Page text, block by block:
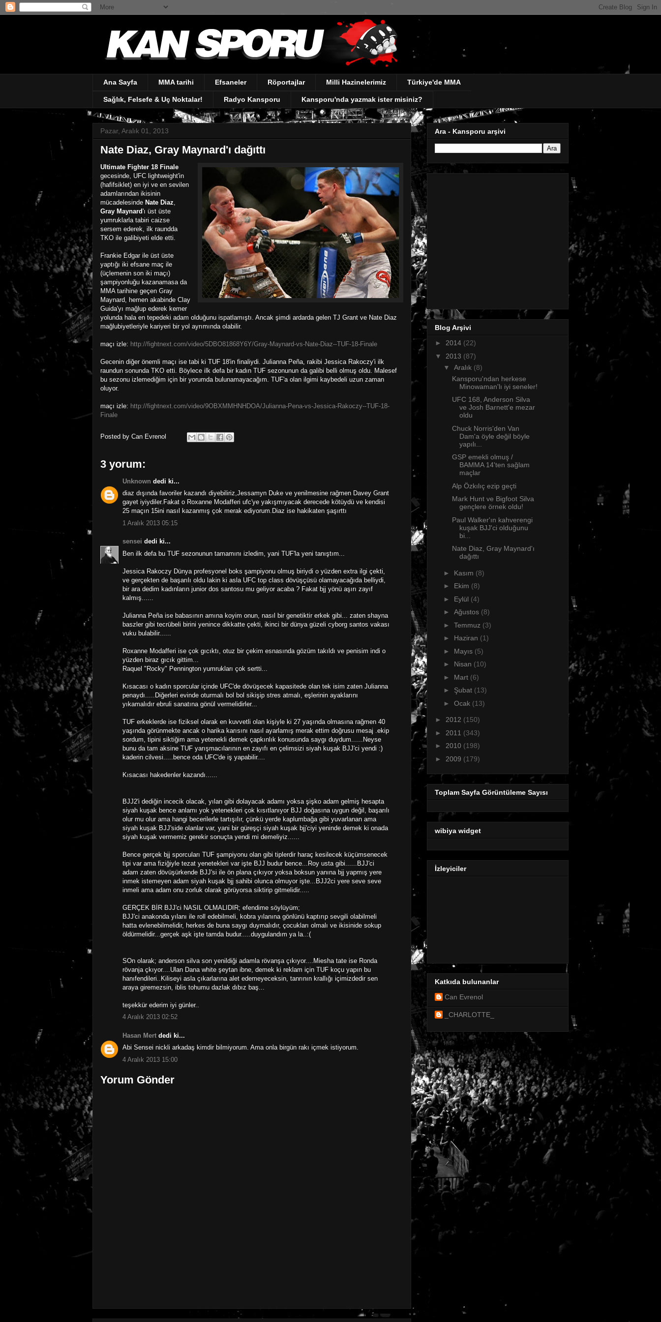
Ana Sayfa MMA tarihi Efsaneler Röportajlar Milli Hazinelerimiz Türkiye'de MMA
Sağlık, Felsefe & Uç Noktalar! Radyo Kansporu Kansporu'nda yazmak ister misiniz?
Pazar, Aralık 01, 2013
Nate Diaz, Gray Maynard'ı dağıttı
Ultimate Fighter 18 Finale
gecesinde, UFC lightweight'in
(hafifsiklet) en iyi ve en sevilen
adamlarından ikisinin
mücadelesinde Nate Diaz
Gray Maynard'ı üst üste
yumruklarla tabiri caizse
sersem ederek, ilk raundda
TKO ile galibiyeti elde etti.
Frankie Edgar ile üst üste
yaptığı iki efsane maç ile
(üçlemenin son iki maçı)
şampiyonluğu kazanamasa da
MMA tarihine geçen Gray
Maynard, hemen akabinde Clay
Guida'yı mağlup ederek kemer
yolunda hala en tepedeki adam olduğunu ispatlamıştı. Ancak şimdi ardarda gelen TJ Grant ve Nate Diaz
mağlubiyetleriyle kariyeri bir yol ayrımında olabilir.
maçı izle: http://fightnext.com/video/5DBO81868Y6Y/Gray-Maynard-vs-Nate-Diaz--TUF-18-Finale
Gecenin diğer önemli maçı ise tabi ki TUF 18'in finaliydi. Julianna Peña, rakibi Jessica Rakoczy'i ilk
raundun sonunda TKO etti. Böylece ilk defa bir kadın TUF sezonunun da galibi belli olmuş oldu. Malesef
bu sezonu izlemediğim için bir yorumda bulunamayacağım. TUF'a olan ilgimi kaybedeli uzun zaman
oluyor.
maçı izle: http://fightnext.com/video/9OBXMMHNHDOA/Julianna-Pena-vs-Jessica-Rakoczy--TUF-18-
Finale
Posted by Can Evrenol
3 yorum:
Unknown dedi ki...
diaz dışında favoriler kazandı diyebiliriz,Jessamyn Duke ve yenilmesine rağmen Davey Grant
gayet iyiydiler.Fakat o Roxanne Modafferi ufc'ye yakışmıyacak derecede kötüydü ve kendisi
25 maçın 15ini nasıl kazanmış çok merak ediyorum.Diaz ise hakikaten şaşırttı
1 Aralık 2013 05:15
sensei dedi ki...
Ben ilk defa bu TUF sezonunun tamamını izledim, yani TUF'la yeni tanıştım...
Jessica Rakoczy Dünya profesyonel boks şampiyonu olmuş biriydi o yüzden extra ilgi çekti,
ve gerçekten de başarılı oldu lakin ki asla UFC top class dövüşçüsü olamayacağıda belliydi,
bir ara dedim kadınların junior dos santosu mu geliyor acaba ? Fakat bjj yönü aşırı zayıf
kalmış......
Julianna Peña ise babasının amına koyim onun, nasıl bir genetiktir erkek gibi... zaten shayna
baszler gibi tecrübeli birini yenince dikkatte çekti, ikinci bir dünya güzeli cyborg santos vakası
vuku bulabilir......
Roxanne Modafferi ise çok gıcıktı, otuz bir çekim esnasında gözüm takıldı ve penisim indi o
yüzden biraz gıcık gittim...
Raquel "Rocky" Pennington yumrukları çok sertti...
Kısacası o kadın sporcular içinde UFC'de dövüşecek kapasitede olan tek isim zaten Julianna
penaydı.....Diğerleri evinde oturmalı bol bol sikişip stres atmalı, eşlerinin ayaklarını
yıkamalıdır ebruli sanatına gönül vermelidirler...
TUF erkeklerde ise fiziksel olarak en kuvvetli olan kişiyle ki 27 yaşında olmasına rağmen 40
yaşında görünmekte ancak o harika karısını nasıl ayarlamış merak ettim doğrusu mesaj .ekip
sordum, tipini siktiğim ama yetenekli demek çapkınlık konusunda saygı duydum......Neyse
bunu da tam aksine TUF yarışmacılarının en zayıfı en çelimsizi siyah kuşak BJJ'ci yendi :)
kaderin cilvesi.....bence oda UFC'de iş yapabilir....
Kısacası hakedenler kazandı......
BJJ2'i dediğin incecik olacak, yılan gibi dolayacak adamı yoksa şişko adam gelmiş hesapta
siyah kuşak bence anlamı yok yetenekleri çok kısıtlanıyor BJJ doğasına uygun değil, başarılı
olur mu olur ama hangi becerilerle tartışılır, çünkü yerde kaplumbağa gibi yuvarlanan ama
siyah kuşak BJJ'side olanlar var, yani bir güreşçi siyah kuşak bjj'ciyi yeninde demek ki onada
siyah kuşak vermemiz gerekir sonuçta yendi mi demeliyiz......
Bence gerçek bjj sporcuları TUF şampiyonu olan gibi tiplerdir haraç kesilecek küçümsenecek
tipi var ama fiziğiyle tezat yenetekleri var işte BJJ budur bence...Roy usta gibi......BJJ'ci
adam zaten dövüşürkende BJJ'si ile ön plana çıkıyor yoksa boksun yanına bjj yapmış yere
inmek istemeyen adam siyah kuşak bjj sahibi olunca olmuyor işte...BJJ2ci yere seve seve
inmeli ama adam onu zorluk olarak görüyorsa siktirip gitmelidir.....
GERÇEK BİR BJJ'ci NASIL OLMALIDIR; efendime söylüyüm;
BJJ'ci anakonda yılanı ile roll edebilmeli, kobra yılanına gönlünü kaptırıp sevgili olabilmeli
hatta evlenebilmelidir, herkes de buna saygı duymalıdır, çocukları olmalı ve ikisinide sokup
öldürmelidir...gerçek aşk işte tamda budur.....duygulandım ya la..:(
SOn olarak; anderson silva son yenildiği adamla rövanşa çıkıyor....Miesha tate ise Ronda
rövanja çkıyor....Ulan Dana white şeytan ibne, demek ki reklam için TUF koçu yapın bu
hanıfendileri..Kiliseyi asla çıkarlarına alet edemeyeceksin, tanrının krallığı içimizdedir sen
araya giremezsin, iblis tohumu dazlak dıbız baş...
teşekkür ederim iyi günler..
4 Aralık 2013 02:52
Hasan Mert dedi ki...
Abi Sensei nickli arkadaş kimdir bilmiyorum. Ama onla birgün rakı içmek istiyorum.
4 Aralık 2013 15:00
Yorum Gönder
Ara - Kansporu arşivi
Blog Arşivi
► 2014 (22)
▼ 2013 (87)
▼ Aralık (8)
Kansporu'ndan herkese
Minowaman'lı iyi seneler!
UFC 168, Anderson Silva
ve Josh Barnett'e mezar
oldu
Chuck Norris'den Van
Dam'a öyle değil böyle
yapılı...
GSP emekli olmuş /
BAMMA 14'ten sağlam
maçlar
Alp Özkılıç ezip geçti
Mark Hunt ve Bigfoot Silva
gençlere örnek oldu!
Paul Walker'ın kahverengi
kuşak BJJ'ci olduğunu
bi...
Nate Diaz, Gray Maynard'ı
dağıttı
► Kasım (8)
► Ekim (8)
► Eylül (4)
► Ağustos (8)
► Temmuz (3)
► Haziran (1)
► Mayıs (5)
► Nisan (10)
► Mart (6)
► Şubat (13)
► Ocak (13)
► 2012 (150)
► 2011 (343)
► 2010 (198)
► 2009 (179)
Toplam Sayfa Görüntüleme Sayısı
wibiya widget
İzleyiciler
Katkıda bulunanlar
Can Evrenol
_CHARLOTTE_